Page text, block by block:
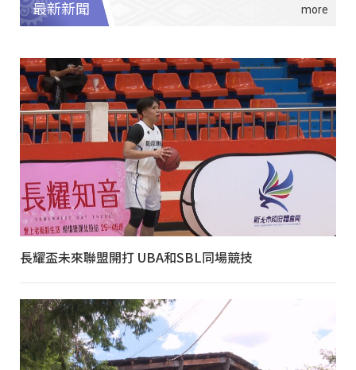
最新新聞
長耀盃未來聯盟開打 UBA和SBL同場競技